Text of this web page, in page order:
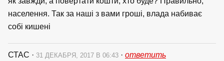
населення. Так за наші з вами гроші, влада набиває
собі кишені
СТАС · 31 ДЕКАБРЯ, 2017 В 06:43 · ответить